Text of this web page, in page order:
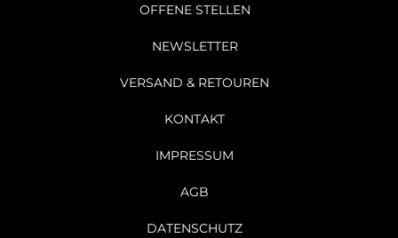
OFFENE STELLEN
NEWSLETTER
VERSAND & RETOUREN
KONTAKT
IMPRESSUM
AGB
DATENSCHUTZ